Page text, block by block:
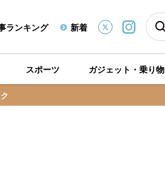
ランキング 新着
スポーツ ガジェット・乗り物